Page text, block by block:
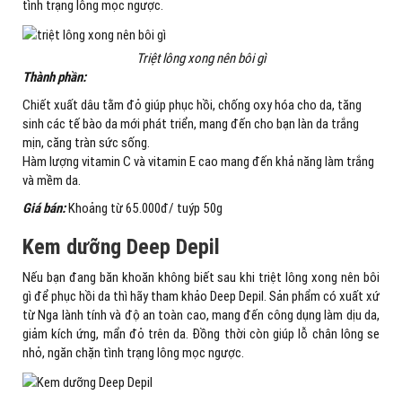
tình trạng lông mọc ngược.
Triệt lông xong nên bôi gì
Thành phần:
Chiết xuất dâu tằm đỏ giúp phục hồi, chống oxy hóa cho da, tăng
sinh các tế bào da mới phát triển, mang đến cho bạn làn da trắng
mịn, căng tràn sức sống.
Hàm lượng vitamin C và vitamin E cao mang đến khả năng làm trắng
và mềm da.
Giá bán:Khoảng từ 65.000đ/ tuýp 50g
Kem dưỡng Deep Depil
Nếu bạn đang băn khoăn không biết sau khi triệt lông xong nên bôi
gì để phục hồi da thì hãy tham khảo Deep Depil. Sản phẩm có xuất xứ
từ Nga lành tính và độ an toàn cao, mang đến công dụng làm dịu da,
giảm kích ứng, mẩn đỏ trên da. Đồng thời còn giúp lỗ chân lông se
nhỏ, ngăn chặn tình trạng lông mọc ngược.